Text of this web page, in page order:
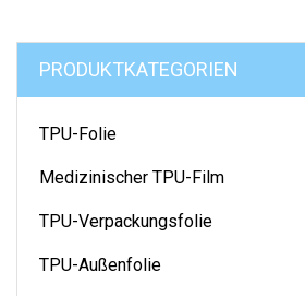
PRODUKTKATEGORIEN
TPU-Folie
Medizinischer TPU-Film
TPU-Verpackungsfolie
TPU-Außenfolie